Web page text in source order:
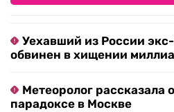
Уехавший из России
обвинен в хищении
Метеоролог рассказала
парадоксе в Москве